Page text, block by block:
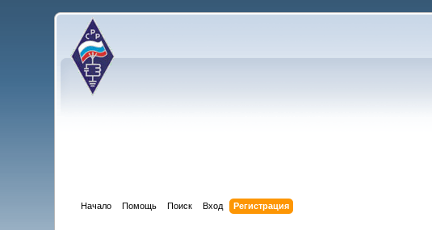
Начало Помощь Поиск Вход Регистрация